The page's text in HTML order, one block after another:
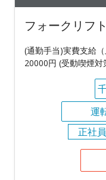
フォークリフ
(通勤手当)実費支給
20000円 (受動喫煙
運
正社員